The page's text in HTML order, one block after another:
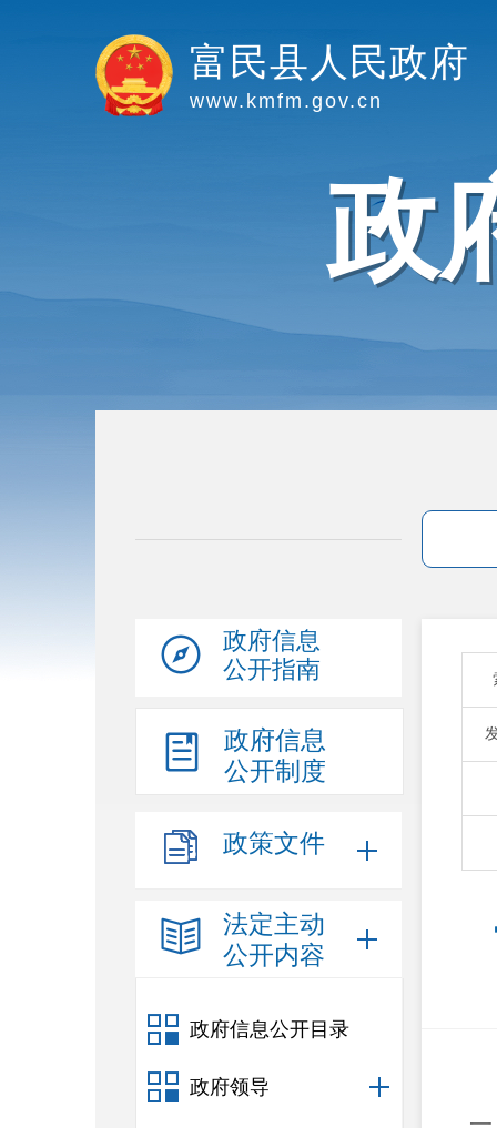
富民县人民政府
www.kmfm.gov.cn
政
政府信息
公开指南
政府信息
公开制度
政策文件
法定主动
公开内容
政府信息公开目录
政府领导